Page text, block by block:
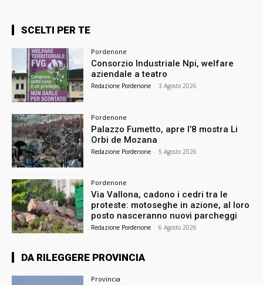
SCELTI PER TE
Pordenone
Consorzio Industriale Npi, welfare
aziendale a teatro
Redazione Pordenone - 3 Agosto 2026
Pordenone
Palazzo Fumetto, apre l’8 mostra Li
Orbi de Mozana
Redazione Pordenone - 5 Agosto 2026
Pordenone
Via Vallona, cadono i cedri tra le
proteste: motoseghe in azione, al loro
posto nasceranno nuovi parcheggi
Redazione Pordenone - 6 Agosto 2026
DA RILEGGERE PROVINCIA
Provincia